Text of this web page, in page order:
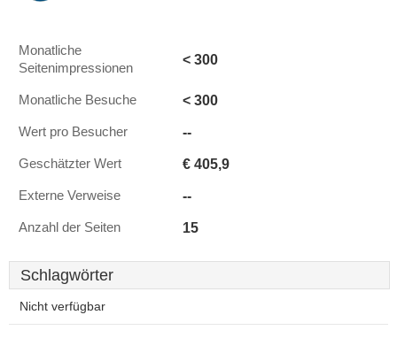
Monatliche
Seitenimpressionen
< 300
Monatliche Besuche < 300
Wert pro Besucher --
Geschätzter Wert € 405,9
Externe Verweise --
Anzahl der Seiten 15
Schlagwörter
Nicht verfügbar